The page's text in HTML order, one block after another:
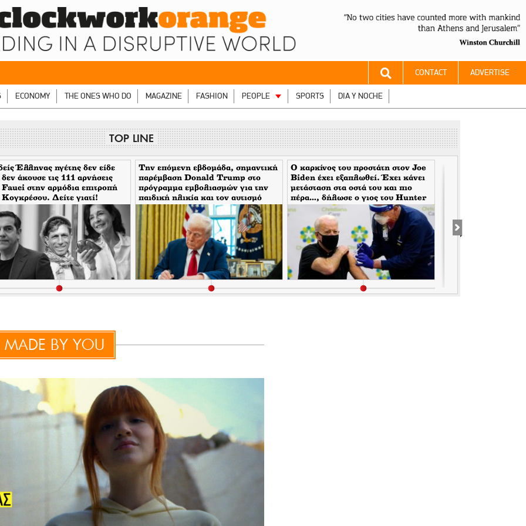
CONTACT ADVERTISE
ECONOMY THE ONES WHO DO MAGAZINE FASHION PEOPLE SPORTS DIA Y NOCHE
TOP LINE
Έλληνας ηγέτης δεν είδε
δεν άκουσε τις 111 αρνήσεις
Fauci στην αρμόδια επιτροπή
Κογκρέσου. Δείτε γιατί!
Την επόμενη εβδομάδα, σημαντική
παρέμβαση Donald Trump στο
πρόγραμμα εμβολιασμών για την
παιδική ηλικία και τον αυτισμό
Ο καρκίνος του προστάτη στον Joe
Biden έχει εξαπλωθεί. Έχει κάνει
μετάσταση στα οστά του και πιο
πέρα…, δήλωσε ο γιος του Hunter
Biden
BY YOU